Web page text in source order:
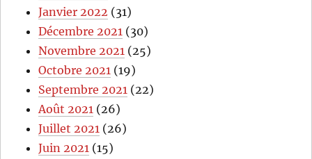
Janvier 2022 (31)
Décembre 2021 (30)
Novembre 2021 (25)
Octobre 2021 (19)
Septembre 2021 (22)
Août 2021 (26)
Juillet 2021 (26)
Juin 2021 (15)